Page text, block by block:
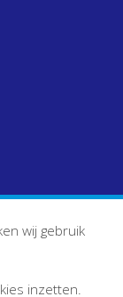
wij gebruik
inzetten.